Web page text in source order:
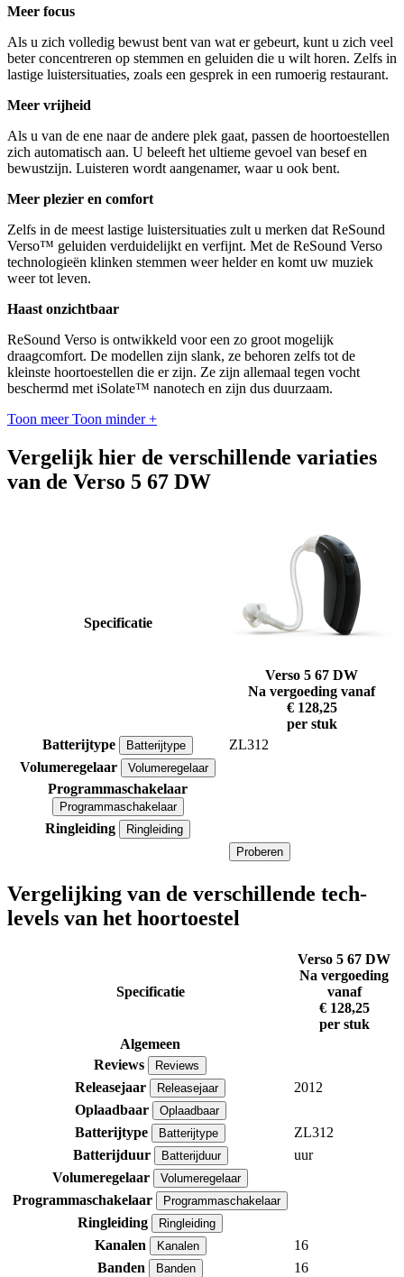
Meer focus
Als u zich volledig bewust bent van wat er gebeurt, kunt u zich veel
beter concentreren op stemmen en geluiden die u wilt horen. Zelfs in
lastige luistersituaties, zoals een gesprek in een rumoerig restaurant.
Meer vrijheid
Als u van de ene naar de andere plek gaat, passen de hoortoestellen
zich automatisch aan. U beleeft het ultieme gevoel van besef en
bewustzijn. Luisteren wordt aangenamer, waar u ook bent.
Meer plezier en comfort
Zelfs in de meest lastige luistersituaties zult u merken dat ReSound
Verso™ geluiden verduidelijkt en verfijnt. Met de ReSound Verso
technologieën klinken stemmen weer helder en komt uw muziek
weer tot leven.
Haast onzichtbaar
ReSound Verso is ontwikkeld voor een zo groot mogelijk
draagcomfort. De modellen zijn slank, ze behoren zelfs tot de
kleinste hoortoestellen die er zijn. Ze zijn allemaal tegen vocht
beschermd met iSolate™ nanotech en zijn dus duurzaam.
Toon meer Toon minder +
Vergelijk hier de verschillende variaties
van de Verso 5 67 DW
Specificatie
Verso 5 67 DW
Na vergoeding vanaf
€ 128,25
per stuk
Batterijtype
Batterijtype
ZL312
Volumeregelaar
Volumeregelaar
Programmaschakelaar
Programmaschakelaar
Ringleiding
Ringleiding
Proberen
Vergelijking van de verschillende tech-
levels van het hoortoestel
Specificatie
Verso 5 67 DW
Na vergoeding
vanaf
€ 128,25
per stuk
Algemeen
Reviews
Reviews
Releasejaar Releasejaar
2012
Oplaadbaar
Oplaadbaar
Batterijtype Batterijtype
ZL312
Batterijduur
Batterijduur
uur
Volumeregelaar
Volumeregelaar
Programmaschakelaar Programmaschakelaar
Ringleiding Ringleiding
Kanalen Kanalen
16
Banden
Banden
16